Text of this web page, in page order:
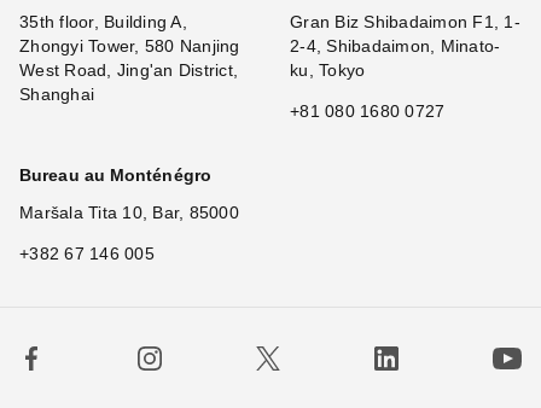
35th floor, Building A,
Zhongyi Tower, 580 Nanjing
West Road, Jing'an District,
Shanghai
Gran Biz Shibadaimon F1, 1-
2-4, Shibadaimon, Minato-
ku, Tokyo
+81 080 1680 0727
Bureau au Monténégro
Maršala Tita 10, Bar, 85000
+382 67 146 005